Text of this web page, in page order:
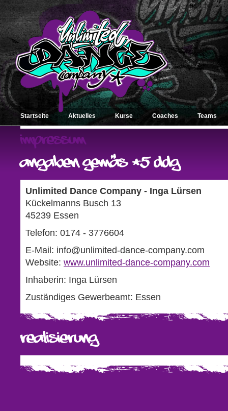
Startseite Aktuelles Kurse Coaches Teams
Unlimited Dance Company - Inga Lürsen
Kückelmanns Busch 13
45239 Essen
Telefon: 0174 - 3776604
E-Mail: info@unlimited-dance-company.com
Website: www.unlimited-dance-company.com
Inhaberin: Inga Lürsen
Zuständiges Gewerbeamt: Essen